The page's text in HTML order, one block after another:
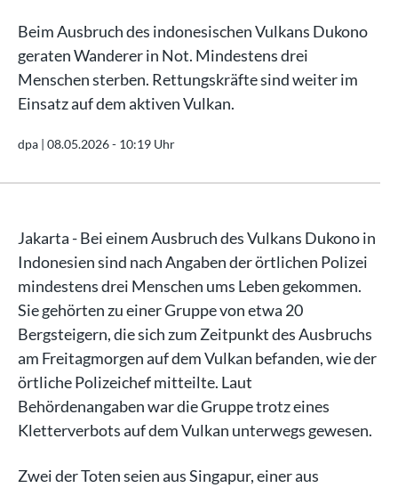
Beim Ausbruch des indonesischen Vulkans Dukono
geraten Wanderer in Not. Mindestens drei
Menschen sterben. Rettungskräfte sind weiter im
Einsatz auf dem aktiven Vulkan.
dpa | 08.05.2026 - 10:19 Uhr
Jakarta - Bei einem Ausbruch des Vulkans Dukono in
Indonesien sind nach Angaben der örtlichen Polizei
mindestens drei Menschen ums Leben gekommen.
Sie gehörten zu einer Gruppe von etwa 20
Bergsteigern, die sich zum Zeitpunkt des Ausbruchs
am Freitagmorgen auf dem Vulkan befanden, wie der
örtliche Polizeichef mitteilte. Laut
Behördenangaben war die Gruppe trotz eines
Kletterverbots auf dem Vulkan unterwegs gewesen.
Zwei der Toten seien aus Singapur, einer aus